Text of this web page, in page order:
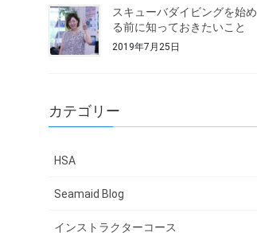
スキューバダイビングを始め
る前に知っておきたいこと
2019年7月25日
カテゴリー
HSA
Seamaid Blog
インストラクターコース